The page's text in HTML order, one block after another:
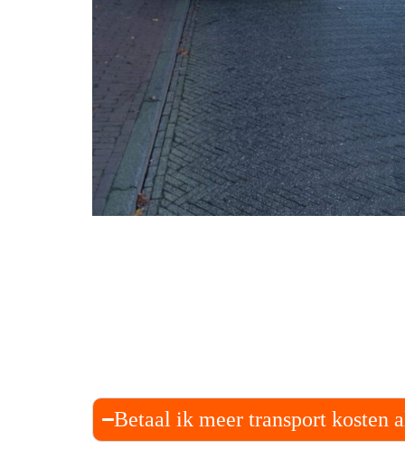
Betaal ik meer transport kosten